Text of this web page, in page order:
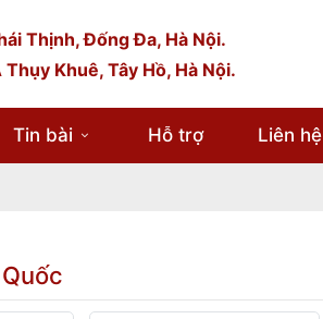
Thịnh, Đống Đa, Hà Nội.
Thụy Khuê, Tây Hồ, Hà Nội.
Tin bài Hỗ trợ Liên hệ